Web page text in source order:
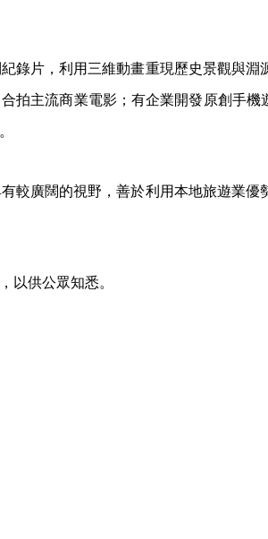
錄片，利用三維動畫重現歷史景觀與
拍主流商業電影；有企業開發原創手
較廣闊的視野，善於利用本地旅遊業
以供公眾知悉。